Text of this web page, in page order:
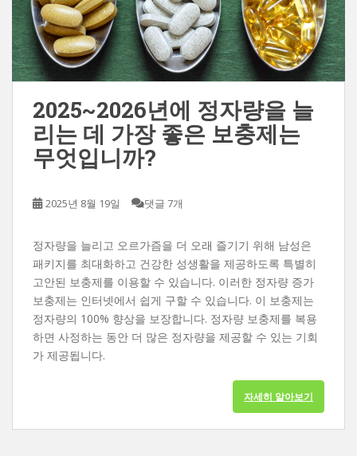
2025~2026년에 정자량을 늘
리는 데 가장 좋은 보충제는
무엇입니까?
2025년 8월 19일 댓글 7개
정자량을 늘리고 오르가즘을 더 오래 즐기기 위해 남성은
패키지를 최대화하고 건강한 성생활을 제공하도록 특별히
고안된 보충제를 이용할 수 있습니다. 이러한 정자량 증가
보충제는 인터넷에서 쉽게 구할 수 있습니다. 이 보충제는
정자량의 100% 향상을 보장합니다. 정자량 보충제를 복용
하면 사정하는 동안 더 많은 정자량을 제공할 수 있는 기회
가 제공됩니다.
자세히 알아보기